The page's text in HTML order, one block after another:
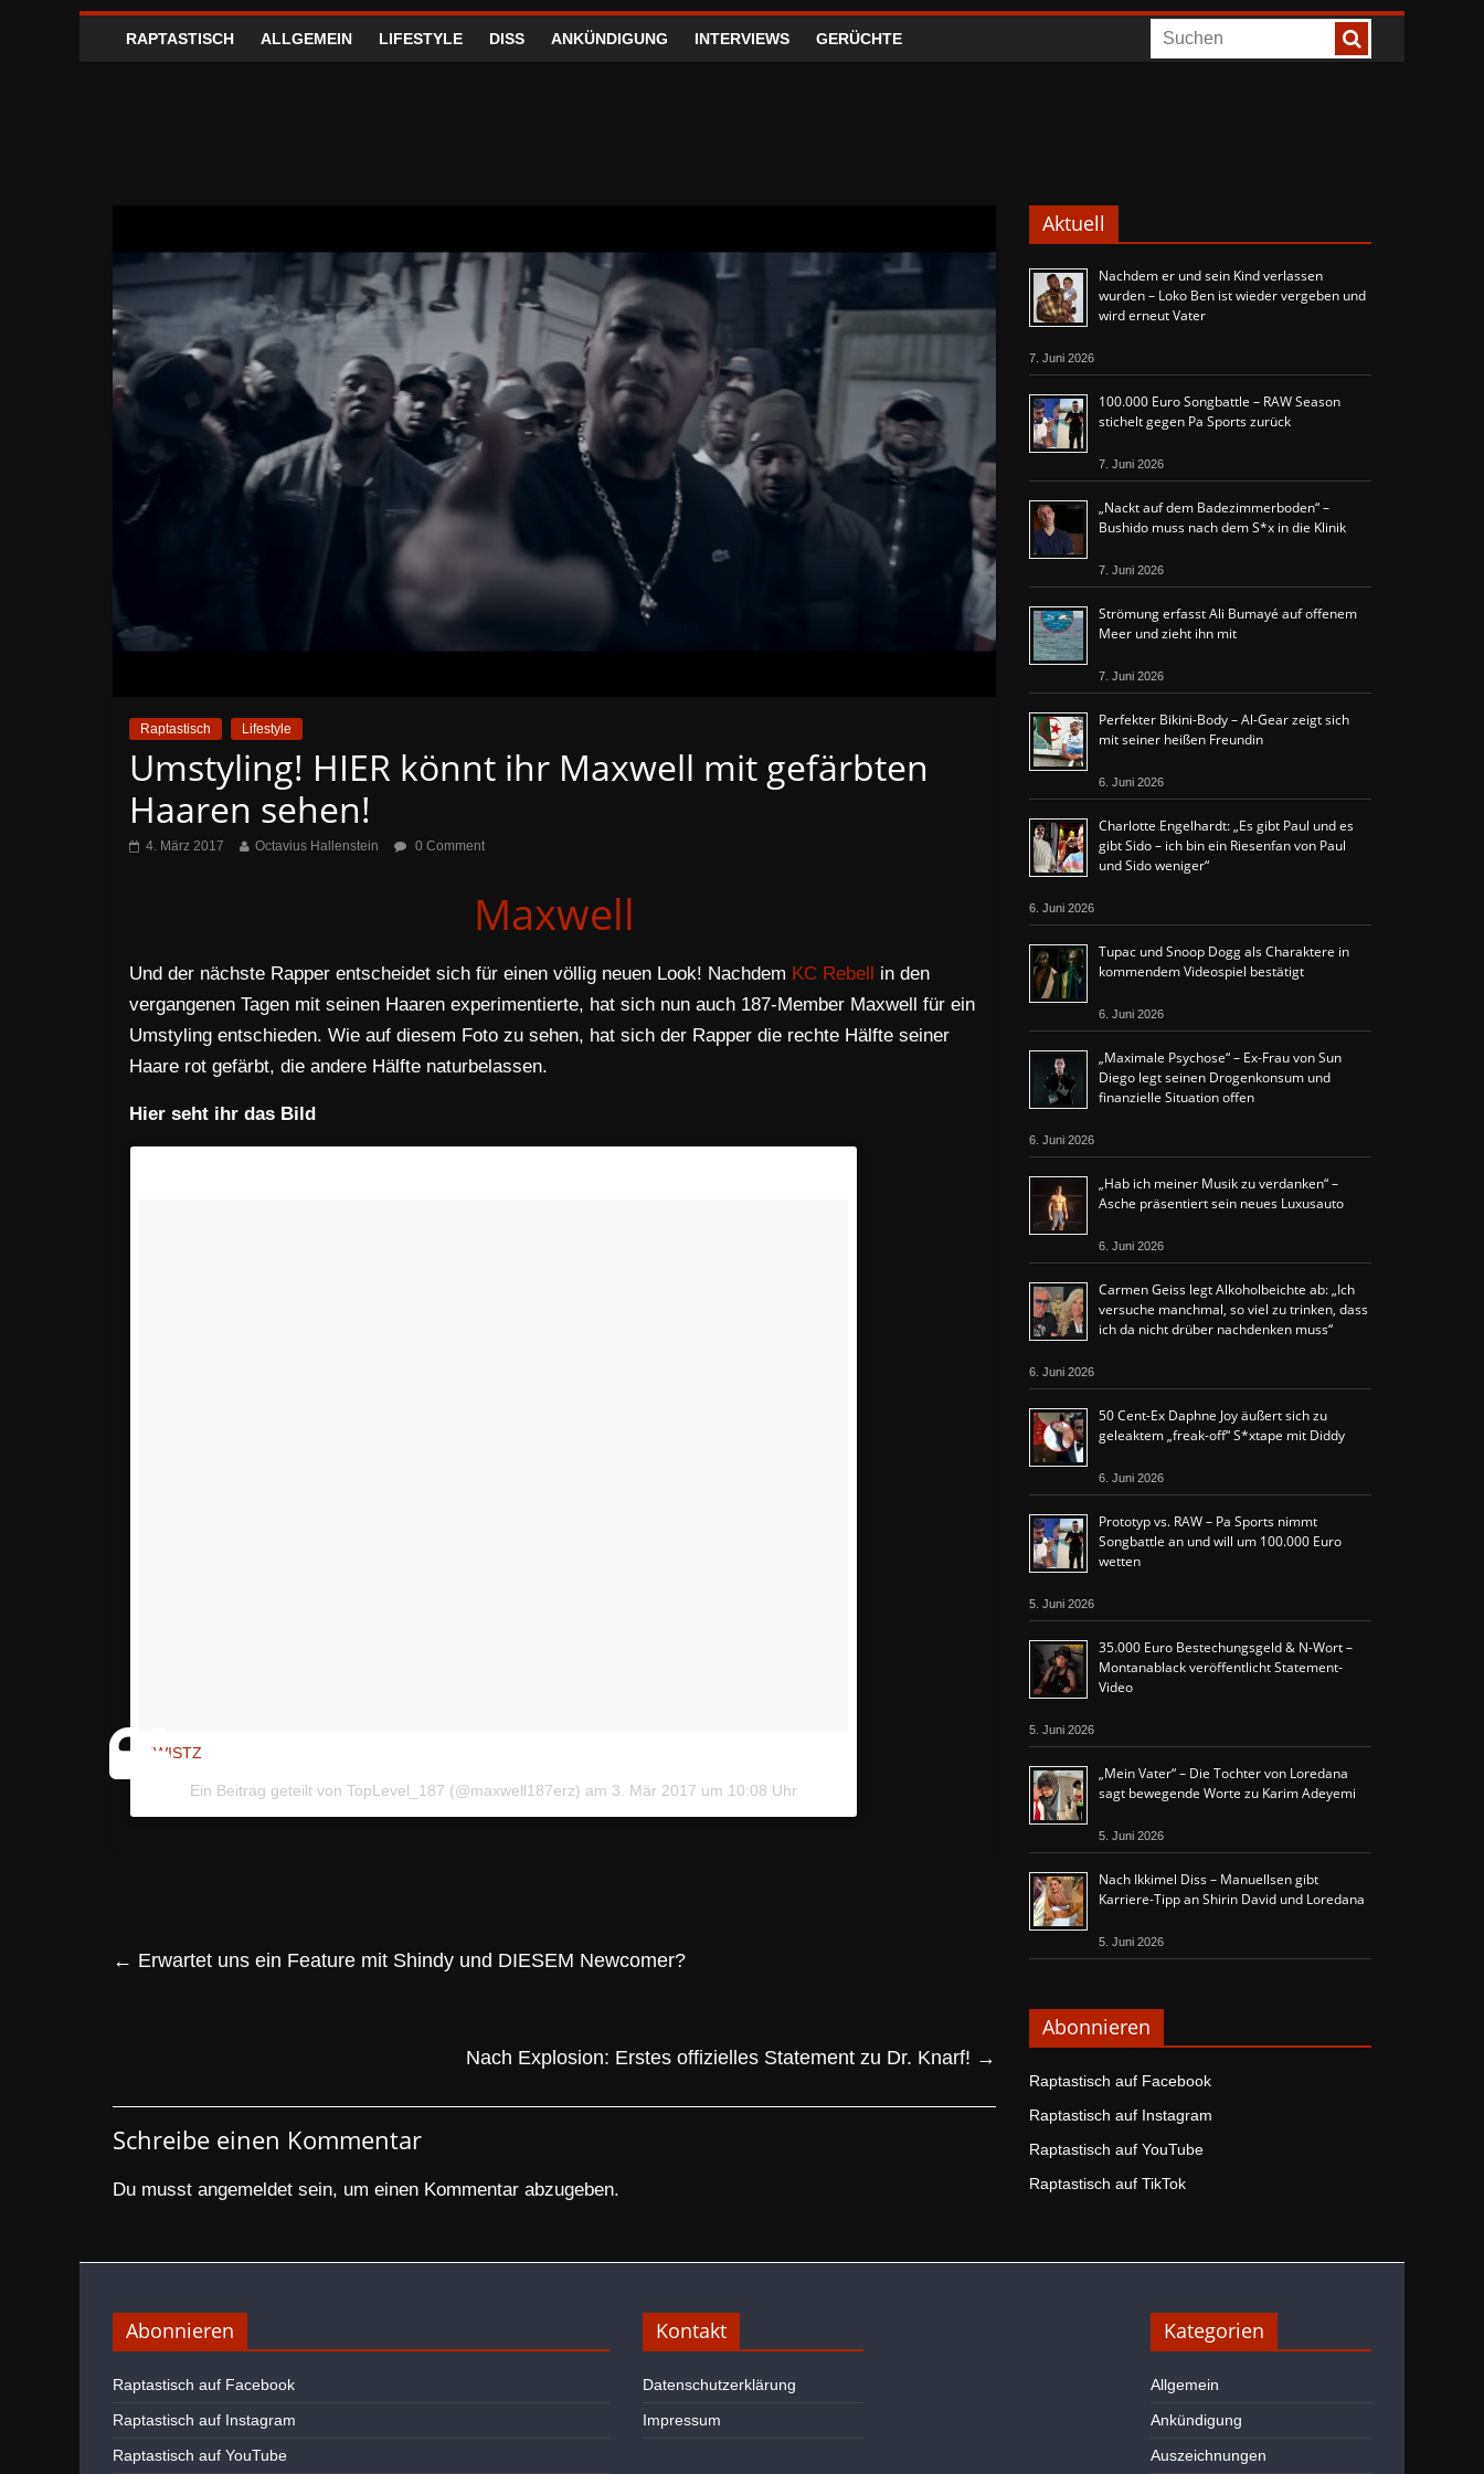
RAPTASTISCH ALLGEMEIN LIFESTYLE DISS ANKÜNDIGUNG INTERVIEWS GERÜCHTE
Raptastisch Lifestyle
Umstyling! HIER könnt ihr Maxwell mit gefärbten
Haaren sehen!
4. März 2017 Octavius Hallenstein 0 Comment
Maxwell
Und der nächste Rapper entscheidet sich für einen völlig neuen Look! Nachdem KC Rebell in den
vergangenen Tagen mit seinen Haaren experimentierte, hat sich nun auch 187-Member Maxwell für ein
Umstyling entschieden. Wie auf diesem Foto zu sehen, hat sich der Rapper die rechte Hälfte seiner
Haare rot gefärbt, die andere Hälfte naturbelassen.
Hier seht ihr das Bild
TWISTZ
Ein Beitrag geteilt von TopLevel_187 (@maxwell187erz) am 3. Mär 2017 um 10:08 Uhr
← Erwartet uns ein Feature mit Shindy und DIESEM Newcomer?
Nach Explosion: Erstes offizielles Statement zu Dr. Knarf! →
Schreibe einen Kommentar
Du musst angemeldet sein, um einen Kommentar abzugeben.
Aktuell
Nachdem er und sein Kind verlassen
wurden – Loko Ben ist wieder vergeben und
wird erneut Vater
7. Juni 2026
100.000 Euro Songbattle – RAW Season
stichelt gegen Pa Sports zurück
7. Juni 2026
„Nackt auf dem Badezimmerboden“ –
Bushido muss nach dem S*x in die Klinik
7. Juni 2026
Strömung erfasst Ali Bumayé auf offenem
Meer und zieht ihn mit
7. Juni 2026
Perfekter Bikini-Body – Al-Gear zeigt sich
mit seiner heißen Freundin
6. Juni 2026
Charlotte Engelhardt: „Es gibt Paul und es
gibt Sido – ich bin ein Riesenfan von Paul
und Sido weniger“
6. Juni 2026
Tupac und Snoop Dogg als Charaktere in
kommendem Videospiel bestätigt
6. Juni 2026
„Maximale Psychose“ – Ex-Frau von Sun
Diego legt seinen Drogenkonsum und
finanzielle Situation offen
6. Juni 2026
„Hab ich meiner Musik zu verdanken“ –
Asche präsentiert sein neues Luxusauto
6. Juni 2026
Carmen Geiss legt Alkoholbeichte ab: „Ich
versuche manchmal, so viel zu trinken, dass
ich da nicht drüber nachdenken muss“
6. Juni 2026
50 Cent-Ex Daphne Joy äußert sich zu
geleaktem „freak-off“ S*xtape mit Diddy
6. Juni 2026
Prototyp vs. RAW – Pa Sports nimmt
Songbattle an und will um 100.000 Euro
wetten
5. Juni 2026
35.000 Euro Bestechungsgeld & N-Wort –
Montanablack veröffentlicht Statement-
Video
5. Juni 2026
„Mein Vater“ – Die Tochter von Loredana
sagt bewegende Worte zu Karim Adeyemi
5. Juni 2026
Nach Ikkimel Diss – Manuellsen gibt
Karriere-Tipp an Shirin David und Loredana
5. Juni 2026
Abonnieren
Raptastisch auf Facebook
Raptastisch auf Instagram
Raptastisch auf YouTube
Raptastisch auf TikTok
Abonnieren
Raptastisch auf Facebook
Raptastisch auf Instagram
Raptastisch auf YouTube
Kontakt
Datenschutzerklärung
Impressum
Kategorien
Allgemein
Ankündigung
Auszeichnungen